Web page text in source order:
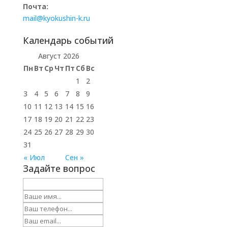
Почта:
mail@kyokushin-k.ru
Календарь событий
Август 2026
Пн Вт Ср Чт Пт Сб Вс
« Июл Сен »
1
2
3
4 5 6 7 8
9
10 11 12 13 14 15 16
17 18 19 20 21 22 23
24 25 26 27 28 29 30
31
Задайте вопрос